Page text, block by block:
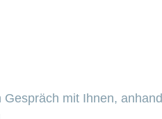
mit Ihnen, anhand